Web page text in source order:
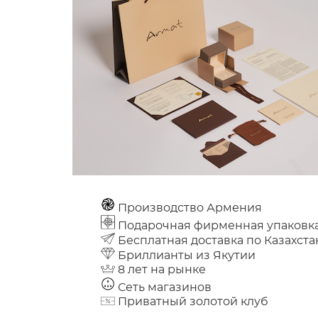
Производство Армения
Подарочная фирменная
Бесплатная доставка по
Бриллианты из Якутии
8 лет на рынке
Сеть магазинов
Приватный золотой клуб